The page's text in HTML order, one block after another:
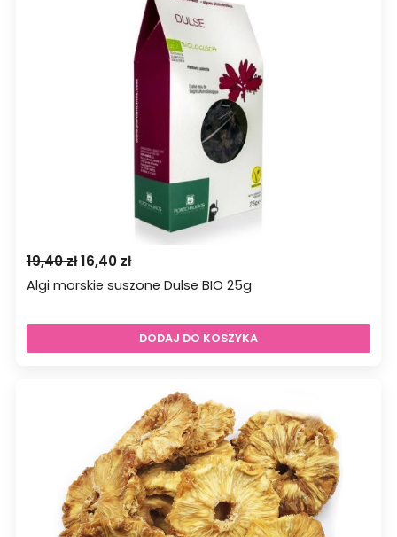
19,40zł Pierwotna
cena
19,40 zł.
16,40 złAktualna
cena
16,40 zł.
Algi morskie suszone Dulse BIO 25g
DODAJ DO KOSZYKA